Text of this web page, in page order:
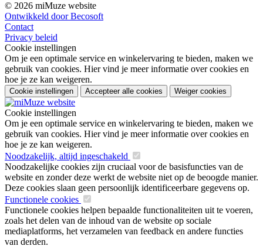
© 2026 miMuze website
Ontwikkeld door Becosoft
Contact
Privacy beleid
Cookie instellingen
Om je een optimale service en winkelervaring te bieden, maken we
gebruik van cookies. Hier vind je meer informatie over cookies en
hoe je ze kan weigeren.
Cookie instellingen Accepteer alle cookies Weiger cookies
Cookie instellingen
Om je een optimale service en winkelervaring te bieden, maken we
gebruik van cookies. Hier vind je meer informatie over cookies en
hoe je ze kan weigeren.
Noodzakelijk, altijd ingeschakeld
Noodzakelijke cookies zijn cruciaal voor de basisfuncties van de
website en zonder deze werkt de website niet op de beoogde manier.
Deze cookies slaan geen persoonlijk identificeerbare gegevens op.
Functionele cookies
Functionele cookies helpen bepaalde functionaliteiten uit te voeren,
zoals het delen van de inhoud van de website op sociale
mediaplatforms, het verzamelen van feedback en andere functies
van derden.